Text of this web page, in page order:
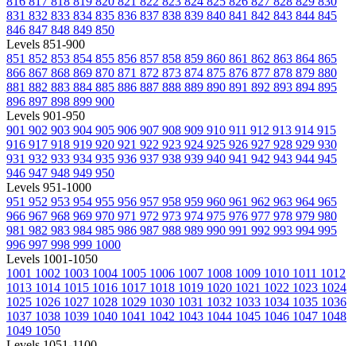
831 832 833 834 835 836 837 838 839 840 841 842 843 844 845
846 847 848 849 850
Levels 851-900
851 852 853 854 855 856 857 858 859 860 861 862 863 864 865
866 867 868 869 870 871 872 873 874 875 876 877 878 879 880
881 882 883 884 885 886 887 888 889 890 891 892 893 894 895
896 897 898 899 900
Levels 901-950
901 902 903 904 905 906 907 908 909 910 911 912 913 914 915
916 917 918 919 920 921 922 923 924 925 926 927 928 929 930
931 932 933 934 935 936 937 938 939 940 941 942 943 944 945
946 947 948 949 950
Levels 951-1000
951 952 953 954 955 956 957 958 959 960 961 962 963 964 965
966 967 968 969 970 971 972 973 974 975 976 977 978 979 980
981 982 983 984 985 986 987 988 989 990 991 992 993 994 995
996 997 998 999 1000
Levels 1001-1050
1001 1002 1003 1004 1005 1006 1007 1008 1009 1010 1011 1012
1013 1014 1015 1016 1017 1018 1019 1020 1021 1022 1023 1024
1025 1026 1027 1028 1029 1030 1031 1032 1033 1034 1035 1036
1037 1038 1039 1040 1041 1042 1043 1044 1045 1046 1047 1048
1049 1050